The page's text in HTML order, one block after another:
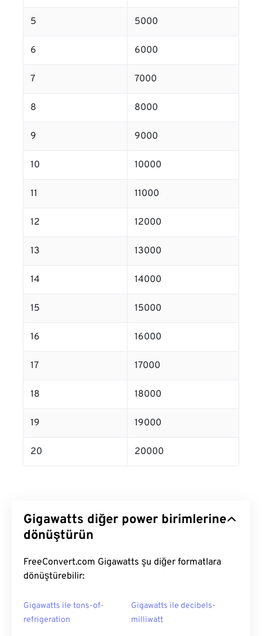
5 5000
6 6000
7 7000
8 8000
9 9000
10 10000
11 11000
12 12000
13 13000
14 14000
15 15000
16 16000
17 17000
18 18000
19 19000
20 20000
Gigawatts diğer power birimlerine
dönüştürün
FreeConvert.com Gigawatts şu diğer formatlara
dönüştürebilir:
Gigawatts ile tons-of-
refrigeration
Gigawatts ile decibels-
milliwatt